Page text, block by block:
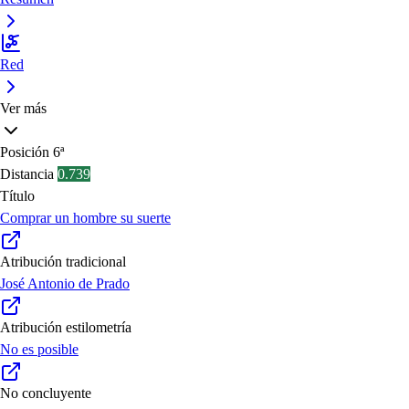
Red
Ver más
Posición 6ª
Distancia 0.739
Título
Comprar un hombre su suerte
Atribución tradicional
José Antonio de Prado
Atribución estilometría
No es posible
No concluyente